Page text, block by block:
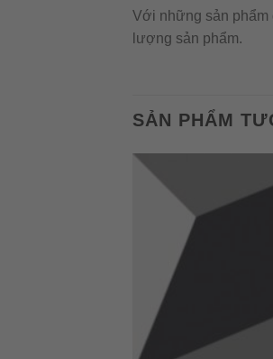
Với những sản phẩm
lượng sản phẩm.
SẢN PHẨM